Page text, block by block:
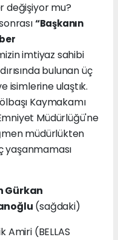
değişiyor mu?
“Başkanın
imtiyaz sahibi
bulunan üç
isimlerine ulaştık.
Kaymakamı
Müdürlüğü'ne
müdürlükten
yaşanmaması
Gürkan
(sağdaki)
Amiri (BELLAS